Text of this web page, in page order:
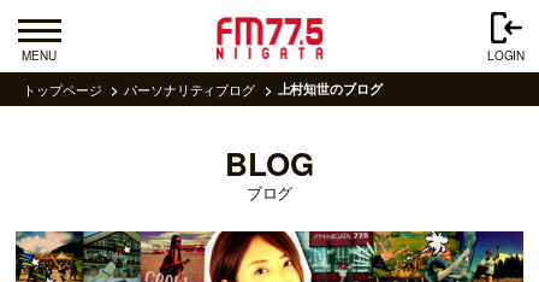
MENU LOGIN
トップページ パーソナリティブログ 上村知世のブログ
BLOG
ブログ